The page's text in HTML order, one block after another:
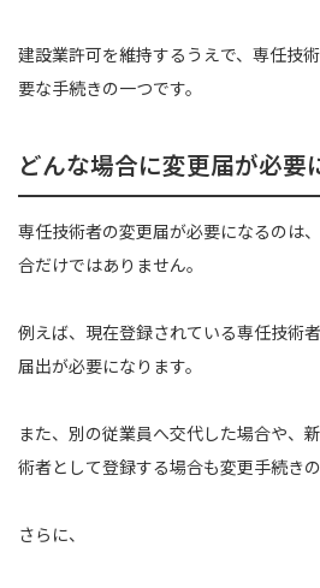
建設業許可を維持するうえで、専任技
要な手続きの一つです。
どんな場合に変更届が必要
専任技術者の変更届が必要になるのは
合だけではありません。
例えば、現在登録されている専任技術
届出が必要になります。
また、別の従業員へ交代した場合や、
術者として登録する場合も変更手続きの
さらに、